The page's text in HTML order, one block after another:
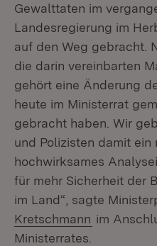
Gewalttaten im
Landesregierung im
auf den Weg gebracht.
die darin vereinbarten
gehört eine Änderung
heute im Ministerrat
gebracht haben. Wir
und Polizisten damit ein
hochwirksames
für mehr Sicherheit der
im Land“, sagte
Kretschmann im
Ministerrates.